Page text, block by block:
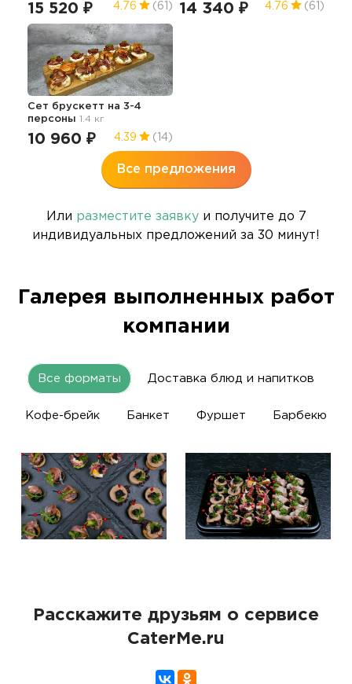
15 520 ₽ 4.76 (61) 14 340 ₽ 4.76 (61)
Сет брускетт на 3-4
персоны 1.4 кг
10 960 ₽ 4.39 (14)
Все предложения
Или разместите заявкуи получите до 7
индивидуальных предложений за 30 минут!
Галерея выполненных работ
компании
Все форматы Доставка блюд и напитков
Кофе-брейк Банкет Фуршет Барбекю
Расскажите друзьям о сервисе
CaterMe.ru